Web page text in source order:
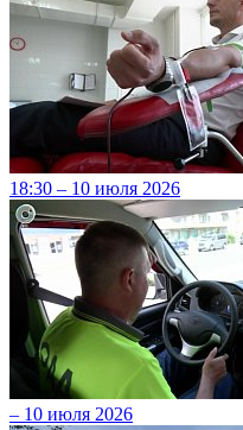
18:30 – 10 июля 2026
– 10 июля 2026